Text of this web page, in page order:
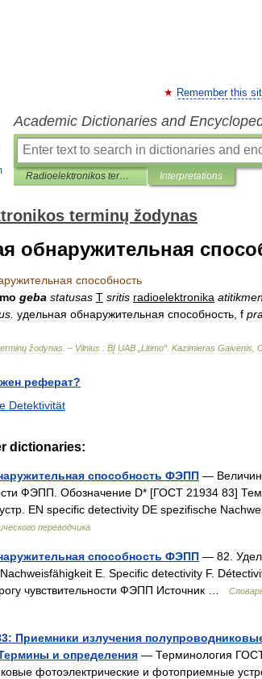
Remember this
Academic Dictionaries and
Radioelektronikos terminų žodynas Interpretations
terminų žodynas
обнаружительная
способность
geba statusas T sritis radioelektronika
удельная обнаружительная способность f
žodynas . – Vilnius : BĮ UAB Litimo“ Kazimieras Gaivenis
реферат?
Detektivität
dictionaries:
способность ФЭПП —
ФЭПП. Обозначение D* [ГОСТ 21934 83]
EN specific detectivity DE spezifische
переводчика
способность ФЭПП — 82.
E. Specific detectivity F.
чувствительности ФЭПП Источник …
Приемники излучения
и определения — Терминология
фотоэлектрические и фотоприемные